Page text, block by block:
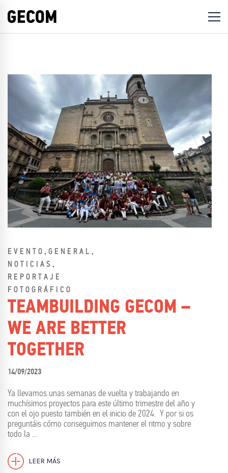
EVENTO , GENERAL ,
NOTICIAS ,
REPORTAJE
FOTOGRÁFICO
TEAMBUILDING GECOM –
WE ARE BETTER
TOGETHER
14/09/2023
Ya llevamos unas semanas de vuelta y trabajando en
muchísimos proyectos para este último trimestre del año y
con el ojo puesto también en el inicio de 2024. Y por si os
preguntáis cómo conseguimos mantener el ritmo y sobre
todo la …
LEER MÁS